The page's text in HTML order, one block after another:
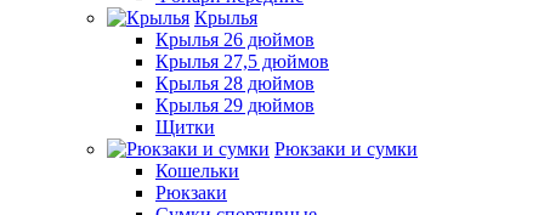
Крылья
Крылья 26 дюймов
Крылья 27,5 дюймов
Крылья 28 дюймов
Крылья 29 дюймов
Щитки
Рюкзаки и сумки
Кошельки
Рюкзаки